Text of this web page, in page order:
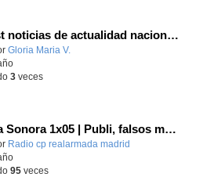
Podcast noticias de actualidad nacional e internacional
educativo.
Gloria Maria V.
3veces
Armada Sonora 1x05 | Publi, falsos mitos y antiguas maestras
Radio cp realarmada madrid
95veces